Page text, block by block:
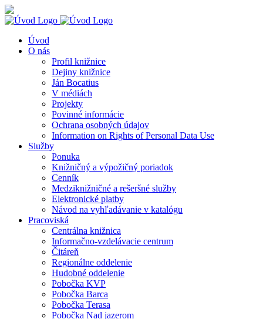
Skip
to
Knihy
na
Úvod
O nás
Profil knižnice
Dejiny knižnice
Ján Bocatius
V médiách
Projekty
Povinné informácie
Ochrana osobných údajov
Information on Rights of Personal Data Use
Služby
Ponuka
Knižničný a výpožičný poriadok
Cenník
Medziknižničné a rešeršné služby
Elektronické platby
Návod na vyhľadávanie v katalógu
Pracoviská
Centrálna knižnica
Informačno-vzdelávacie centrum
Čitáreň
Regionálne oddelenie
Hudobné oddelenie
Pobočka KVP
Pobočka Barca
Pobočka Terasa
Pobočka Nad jazerom